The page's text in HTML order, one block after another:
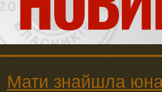
Мати знайшла